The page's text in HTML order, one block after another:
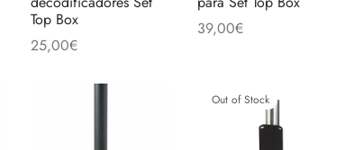
Top Box
25,00€
39,00€
Out of Stock